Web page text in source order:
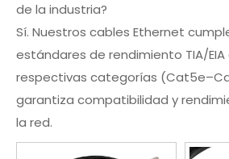
de la industria?
Sí. Nuestros cables Ethernet
estándares de rendimiento TIA/EIA
respectivas categorías
garantiza compatibilidad y
la red.